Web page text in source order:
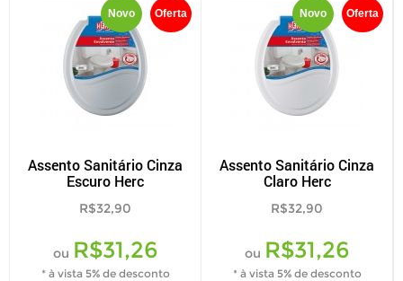
Oferta
Novo
Assento Sanitário Cinza
Escuro Herc
R$32,90
ou R$31,26
* à vista 5% de desconto
Oferta
Novo
Assento Sanitário Cinza
Claro Herc
R$32,90
ou R$31,26
* à vista 5% de desconto